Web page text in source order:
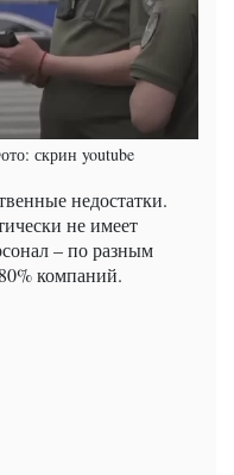
скрин youtube
недостатки.
не имеет
– по разным
компаний.